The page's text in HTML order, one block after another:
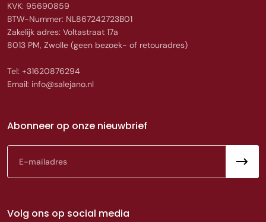
KVK: 95690859
BTW-Nummer: NL867242723B01
Zakelijk adres: Voltastraat 17a
8013 PM, Zwolle (geen bezoek- of retouradres)
Tel: +31620876294
Email: info@salejano.nl
Abonneer op onze nieuwbrief
Volg ons op social media